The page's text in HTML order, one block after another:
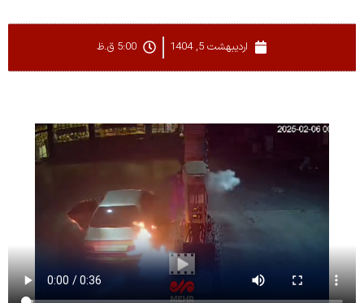
اردیبهشت 5, 1404 5:00 ق.ظ